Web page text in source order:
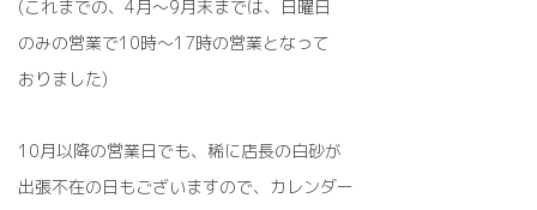
(これまでの、4月～9月末までは、日曜日
のみの営業で10時～17時の営業となって
おりました)
10月以降の営業日でも、稀に店長の白砂が
出張不在の日もございますので、カレンダー